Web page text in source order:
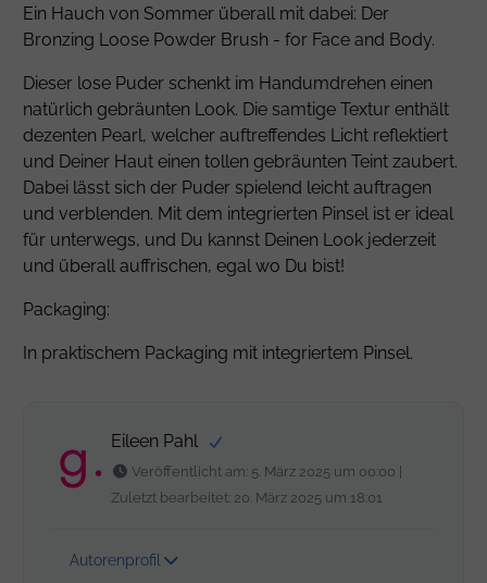
Ein Hauch von Sommer überall mit dabei: Der
Bronzing Loose Powder Brush - for Face and Body.
Dieser lose Puder schenkt im Handumdrehen einen
natürlich gebräunten Look. Die samtige Textur enthält
dezenten Pearl, welcher auftreffendes Licht reflektiert
und Deiner Haut einen tollen gebräunten Teint zaubert.
Dabei lässt sich der Puder spielend leicht auftragen
und verblenden. Mit dem integrierten Pinsel ist er ideal
für unterwegs, und Du kannst Deinen Look jederzeit
und überall auffrischen, egal wo Du bist!
Packaging:
In praktischem Packaging mit integriertem Pinsel.
Eileen Pahl
Veröffentlicht am: 5. März 2025 um 00:00 |
Zuletzt bearbeitet: 20. März 2025 um 18:01
Autorenprofil